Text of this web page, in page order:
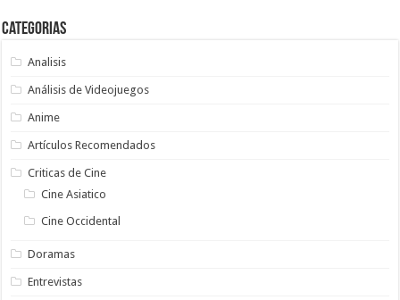
Categorias
Analisis
Análisis de Videojuegos
Anime
Artículos Recomendados
Criticas de Cine
Cine Asiatico
Cine Occidental
Doramas
Entrevistas